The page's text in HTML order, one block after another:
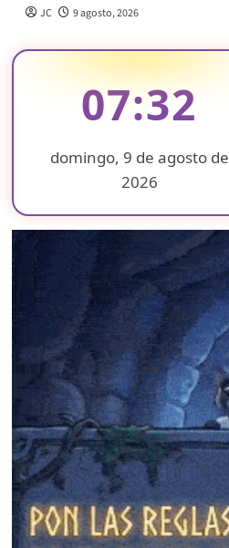
JC 9 agosto, 2026
07:32
domingo, 9 de agosto de
2026
❄
❄